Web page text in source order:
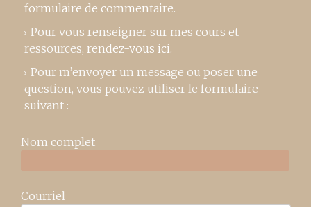
formulaire de commentaire.
Pour vous renseigner sur mes cours et
ressources, rendez-vous ici.
Pour m’envoyer un message ou poser une
question, vous pouvez utiliser le formulaire
suivant :
Nom complet
Courriel